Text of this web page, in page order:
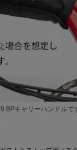
BPキャリーハンドルで